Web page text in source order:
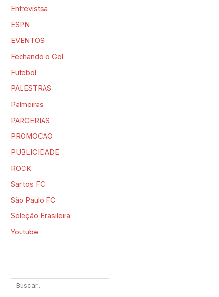
Entrevistsa
ESPN
EVENTOS
Fechando o Gol
Futebol
PALESTRAS
Palmeiras
PARCERIAS
PROMOCAO
PUBLICIDADE
ROCK
Santos FC
São Paulo FC
Seleção Brasileira
Youtube